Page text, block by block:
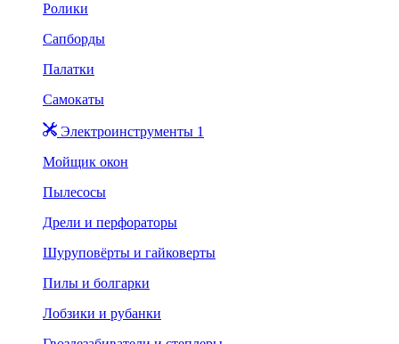
Ролики
Сапборды
Палатки
Самокаты
Электроинструменты 1
Мойщик окон
Пылесосы
Дрели и перфораторы
Шуруповёрты и гайковерты
Пилы и болгарки
Лобзики и рубанки